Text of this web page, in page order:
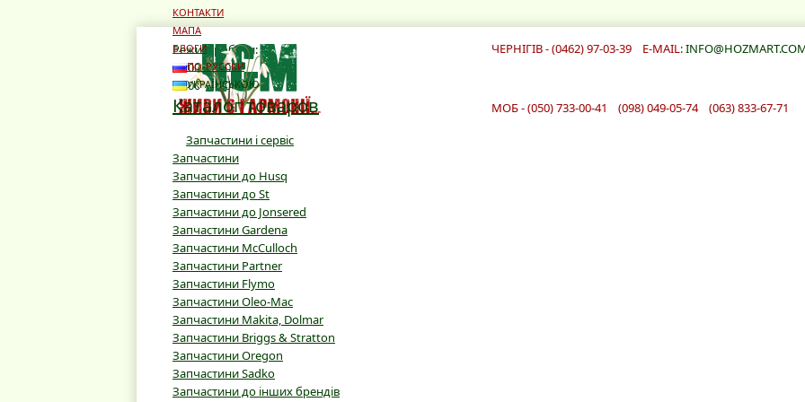
Режим роботи:
10:00 - 19:00
10:00 - 16:00
ЧЕРНІГІВ - (0462) 97-03-39 E-MAIL:
Каталог товаров
Запчастини і сервіс
Запчастини
Запчастини до Husq
Запчастини до St
Запчастини до Jonsered
Запчастини Gardena
Запчастини McCulloch
Запчастини Partner
Запчастини Flymo
Запчастини Oleo-Mac
Запчастини Makita, Dolmar
Запчастини Briggs & Stratton
Запчастини Oregon
Запчастини Sadko
Запчастини до інших брендів
МОБ - (050) 733-00-41 (098) 049-05-74 (063) 833-67-71
КОНТАКТИ
МАПА
БЛОГИ
ПО-РУССКИ
УКРАЇНСЬКОЮ